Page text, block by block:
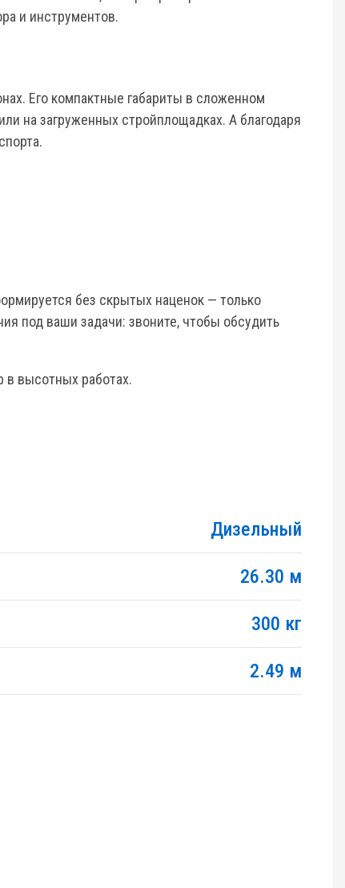
и инструментов.
Его компактные габариты в сложенном
на загруженных стройплощадках. А благодаря
без скрытых наценок — только
под ваши задачи: звоните, чтобы обсудить
высотных работах.
Дизельный
26.30 м
300 кг
2.49 м